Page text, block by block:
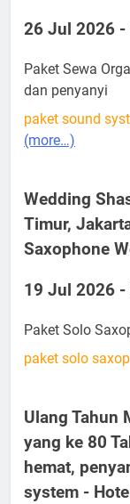
26 Jul 2026 -
Paket Sewa
dan penyanyi
paket sound
(more…)
Wedding
Timur,
Saxophone
19 Jul 2026 -
Paket Solo
paket solo
Ulang Tahun
yang ke 80
hemat,
system -